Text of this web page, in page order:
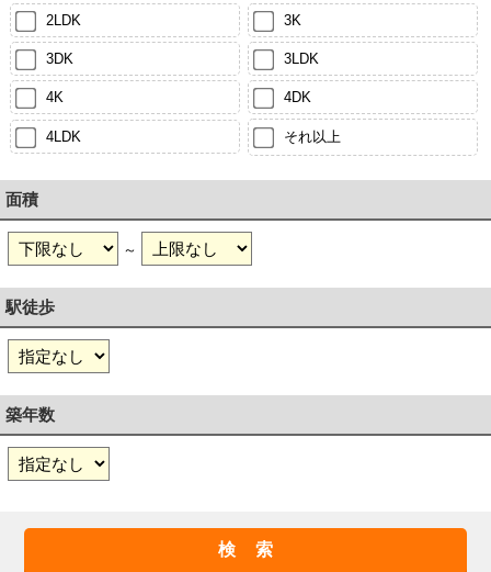
2LDK 3K
3DK 3LDK
4K 4DK
4LDK それ以上
面積
～
駅徒歩
築年数